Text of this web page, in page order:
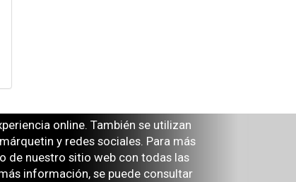
online. También se utilizan
y redes sociales. Para más
de nuestro sitio web con todas las
información, se puede consultar